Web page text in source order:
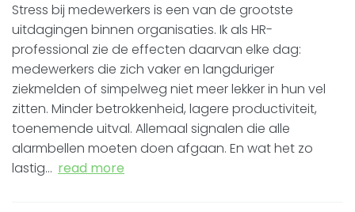
Stress bij medewerkers is een van de grootste
uitdagingen binnen organisaties. Ik als HR-
professional zie de effecten daarvan elke dag:
medewerkers die zich vaker en langduriger
ziekmelden of simpelweg niet meer lekker in hun vel
zitten. Minder betrokkenheid, lagere productiviteit,
toenemende uitval. Allemaal signalen die alle
alarmbellen moeten doen afgaan. En wat het zo
lastig… read more